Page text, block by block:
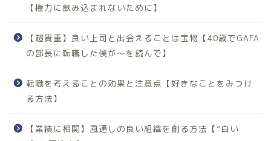
【権力に飲み込まれないために】
【超貴重】良い上司と出会えることは宝物【40歳でGAFA
の部長に転職した僕が〜を読んで】
転職を考えることの効果と注意点【好きなことをみつけ
る方法】
【業績に相関】風通しの良い組織を創る方法【”白い